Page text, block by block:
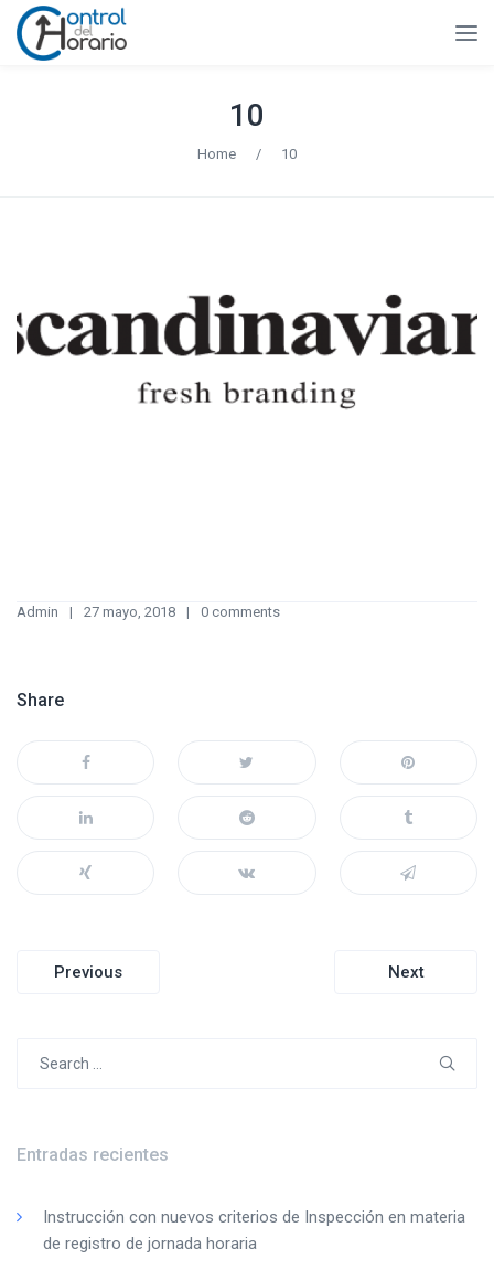
10
Home / 10
Admin 27 mayo, 2018 0 comments
Share
Navegación
entradas
Previous Next
Entradas recientes
Instrucción con nuevos criterios de Inspección en materia
de registro de jornada horaria